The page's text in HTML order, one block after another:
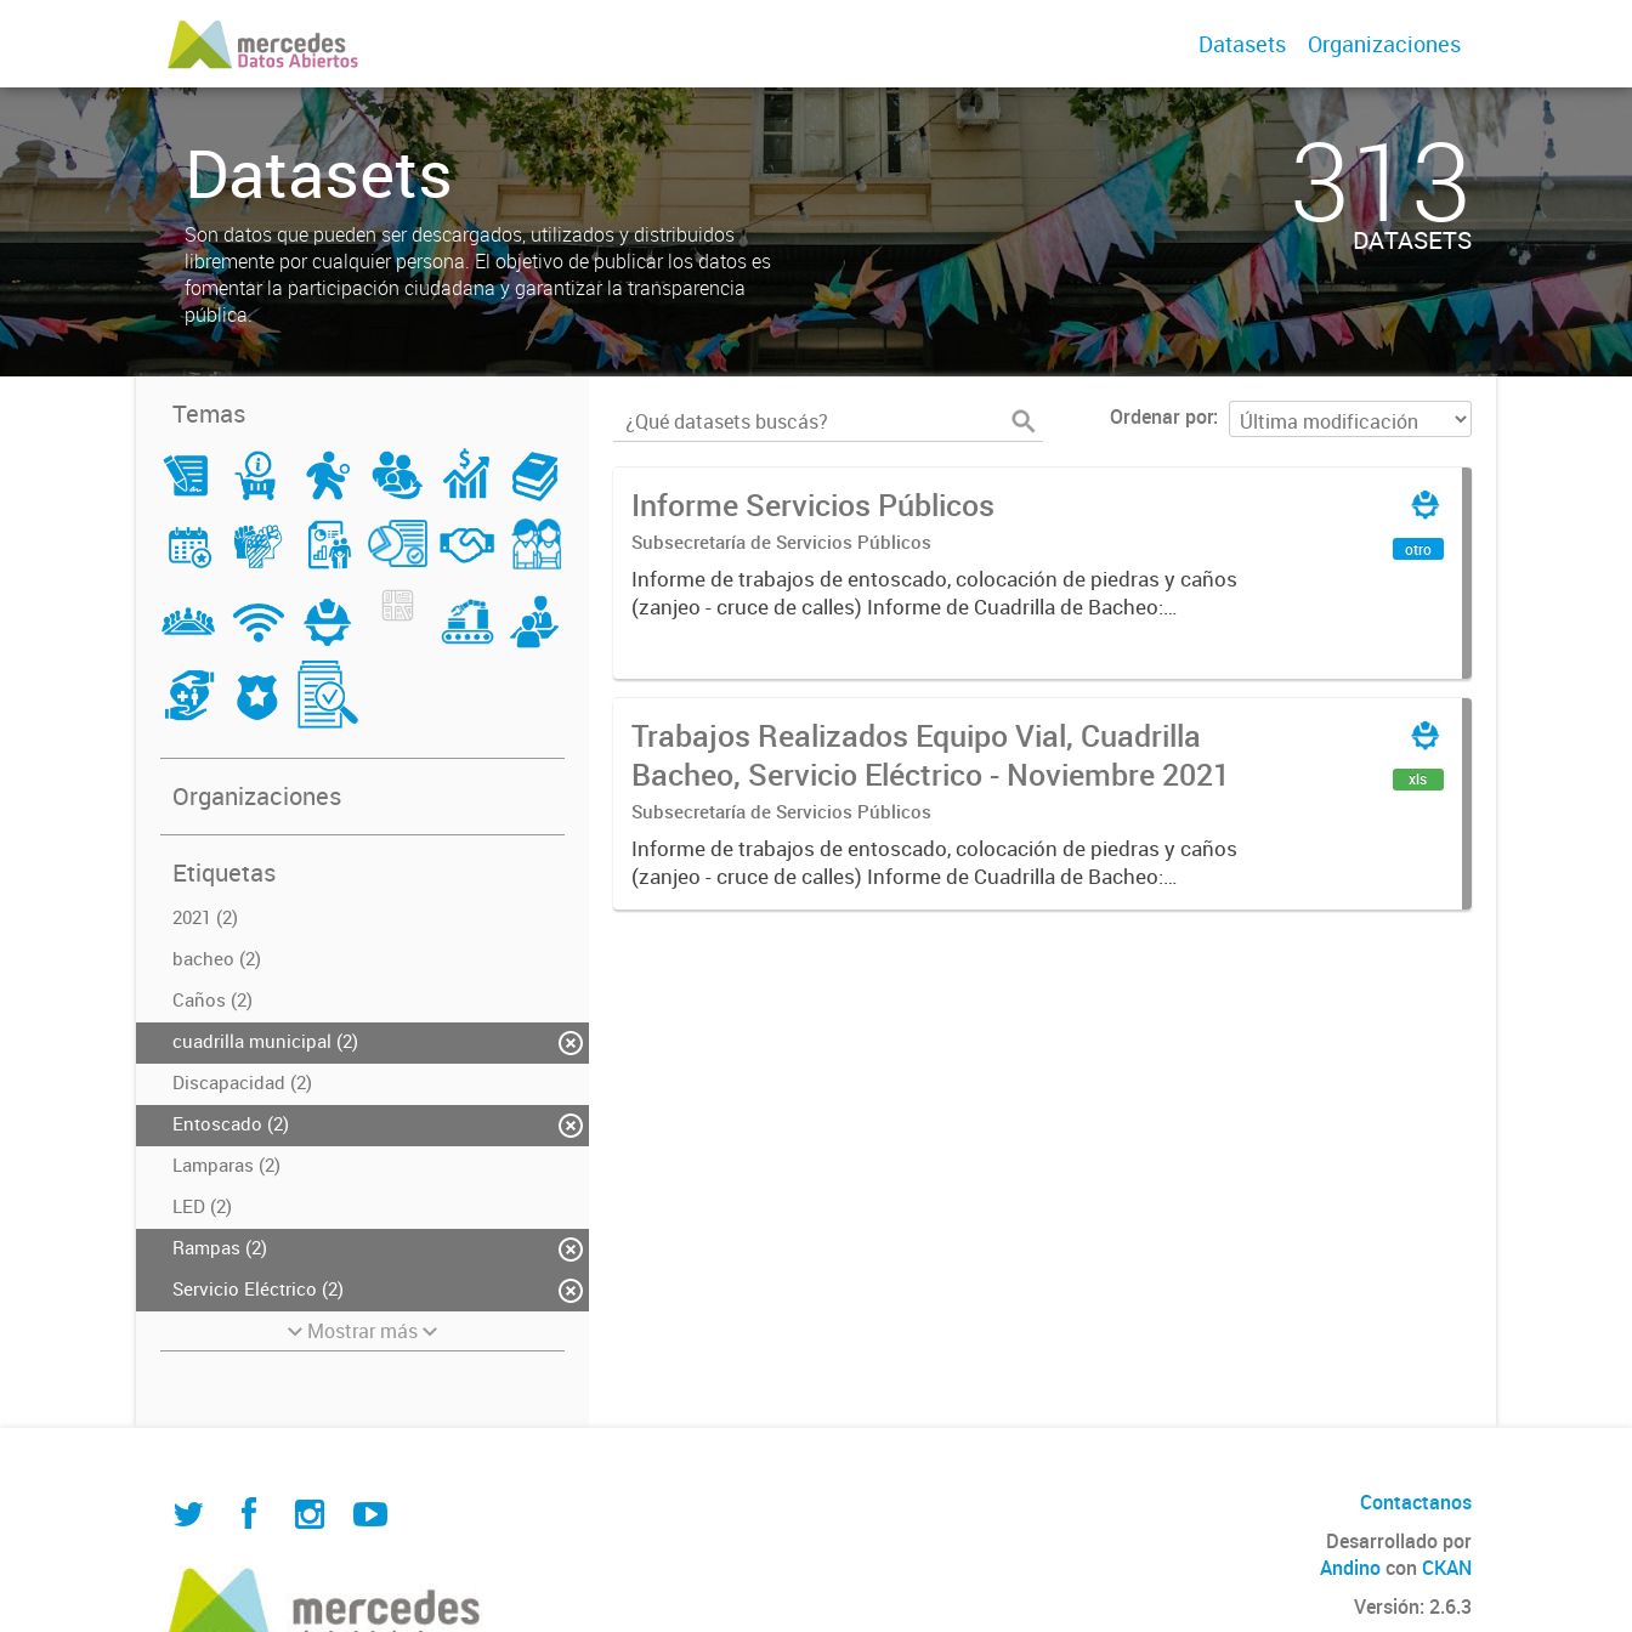
Datasets Organizaciones
Datasets
Son datos que pueden ser descargados, utilizados y distribuidos
libremente por cualquier persona. El objetivo de publicar los datos es
fomentar la participación ciudadana y garantizar la transparencia
pública.
313
DATASETS
Temas
Organizaciones
Etiquetas
2021 (2)
bacheo (2)
Caños (2)
cuadrilla municipal (2)
Discapacidad (2)
Entoscado (2)
Lamparas (2)
LED (2)
Rampas (2)
Servicio Eléctrico (2)
Mostrar más
Ordenar por
Informe Servicios Públicos
Subsecretaría de Servicios Públicos
Informe de trabajos de entoscado, colocación de piedras y caños
(zanjeo - cruce de calles) Informe de Cuadrilla de Bacheo:
otro
Trabajos Realizados Equipo Vial, Cuadrilla
Bacheo, Servicio Eléctrico - Noviembre 2021
Subsecretaría de Servicios Públicos
Informe de trabajos de entoscado, colocación de piedras y caños
(zanjeo - cruce de calles) Informe de Cuadrilla de Bacheo:
albañilería y construcción, colocación de tapa registro,
xls
Contactanos
Desarrollado por
Andinocon CKAN
Versión: 2.6.3